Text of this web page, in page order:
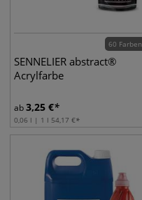
60 Farben
SENNELIER abstract®
Acrylfarbe
ab3,25 €
0,06 l | 1 l 54,17 €